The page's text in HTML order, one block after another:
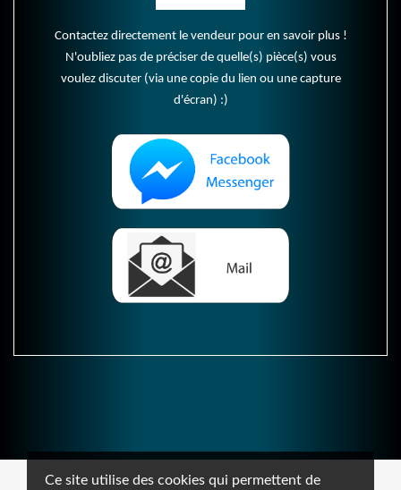
Ce site utilise des cookies qui permettent de
Contactez directement le vendeur pour en savoir plus !
N'oubliez pas de préciser de quelle(s) pièce(s) vous
voulez discuter (via une copie du lien ou une capture
d'écran) :)